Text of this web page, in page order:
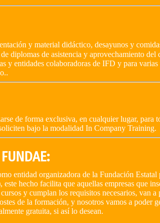
y material didáctico, desayunos y
diplomas de asistencia y aprovechamiento del
y entidades colaboradoras de IFD y para
de forma exclusiva, en cualquier lugar, para
bajo la modalidad In Company Training.
entidad organizadora de la Fundación Estatal
hecho facilita que aquellas empresas que
y cumplan los requisitos necesarios, van a
de la formación, y nosotros vamos a poder
gratuita, si así lo desean.